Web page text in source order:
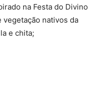
na Festa do Divino
nativos da
e chita;